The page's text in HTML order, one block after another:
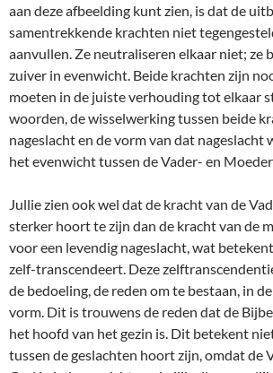
aan deze afbeelding kunt zien, is dat de
samentrekkende krachten niet
aanvullen. Ze neutraliseren elkaar niet; ze
zuiver in evenwicht. Beide krachten zijn
moeten in de juiste verhouding tot elkaar
woorden, de wisselwerking tussen beide
nageslacht en de vorm van dat
het evenwicht tussen de Vader- en
Jullie zien ook wel dat de kracht van de
sterker hoort te zijn dan de kracht van de
voor een levendig nageslacht, wat
zelf-transcendeert. Deze
de bedoeling, de reden om te bestaan, in
vorm. Dit is trouwens de reden dat de
het hoofd van het gezin is. Dit betekent
tussen de geslachten hoort zijn, omdat de